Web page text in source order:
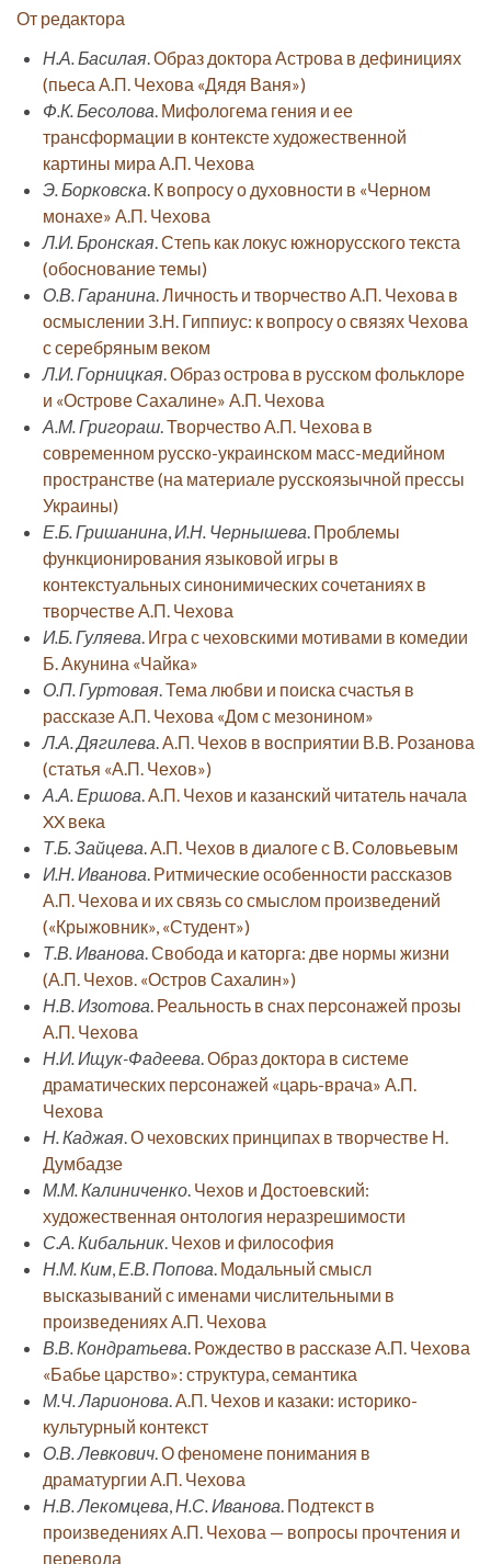
От редактора
Н.А. Басилая.Образ доктора Астрова в дефинициях
(пьеса А.П. Чехова «Дядя Ваня»)
Ф.К. Бесолова. Мифологема гения и ее
трансформации в контексте художественной
картины мира А.П. Чехова
Э. Борковска. К вопросу о духовности в «Черном
монахе» А.П. Чехова
Л.И. Бронская.Степь как локус южнорусского текста
(обоснование темы)
О.В. Гаранина.Личность и творчество А.П. Чехова в
осмыслении З.Н. Гиппиус: к вопросу о связях Чехова
с серебряным веком
Л.И. Горницкая.Образ острова в русском фольклоре
и «Острове Сахалине» А.П. Чехова
А.М. Григораш.Творчество А.П. Чехова в
современном русско-украинском масс-медийном
пространстве (на материале русскоязычной прессы
Украины)
Е.Б. Гришанина,И.Н. Чернышева. Проблемы
функционирования языковой игры в
контекстуальных синонимических сочетаниях в
творчестве А.П. Чехова
И.Б. Гуляева. Игра с чеховскими мотивами в комедии
Б. Акунина «Чайка»
О.П. Гуртовая.Тема любви и поиска счастья в
рассказе А.П. Чехова «Дом с мезонином»
Л.А. Дягилева.А.П. Чехов в восприятии В.В. Розанова
(статья «А.П. Чехов»)
А.А. Ершова.А.П. Чехов и казанский читатель начала
XX века
Т.Б. Зайцева.А.П. Чехов в диалоге с В. Соловьевым
И.Н. Иванова. Ритмические особенности рассказов
А.П. Чехова и их связь со смыслом произведений
(«Крыжовник», «Студент»)
Т.В. Иванова.Свобода и каторга: две нормы жизни
(А.П. Чехов. «Остров Сахалин»)
Н.В. Изотова. Реальность в снах персонажей прозы
А.П. Чехова
Н.И. Ищук-Фадеева.Образ доктора в системе
драматических персонажей «царь-врача» А.П.
Чехова
Н. Каджая.О чеховских принципах в творчестве Н.
Думбадзе
М.М. Калиниченко. Чехов и Достоевский:
художественная онтология неразрешимости
С.А. Кибальник. Чехов и философия
Н.М. Ким,Е.В. Попова. Модальный смысл
высказываний с именами числительными в
произведениях А.П. Чехова
В.В. Кондратьева. Рождество в рассказе А.П. Чехова
«Бабье царство»: структура, семантика
М.Ч. Ларионова.А.П. Чехов и казаки: историко-
культурный контекст
О.В. Левкович.О феномене понимания в
драматургии А.П. Чехова
Н.В. Лекомцева,Н.С. Иванова. Подтекст в
произведениях А.П. Чехова — вопросы прочтения и
перевода